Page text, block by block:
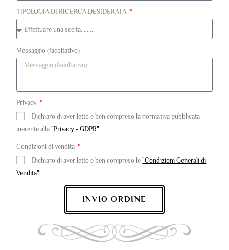
TIPOLOGIA DI RICERCA DESIDERATA
Messaggio (facoltativo)
Privacy
Dichiaro di aver letto e ben compreso la normativa pubblicata
inerente alla"Privacy - GDPR"
Condizioni di vendita
Dichiaro di aver letto e ben compreso le"Condizioni Generali di
Vendita"
INVIO ORDINE